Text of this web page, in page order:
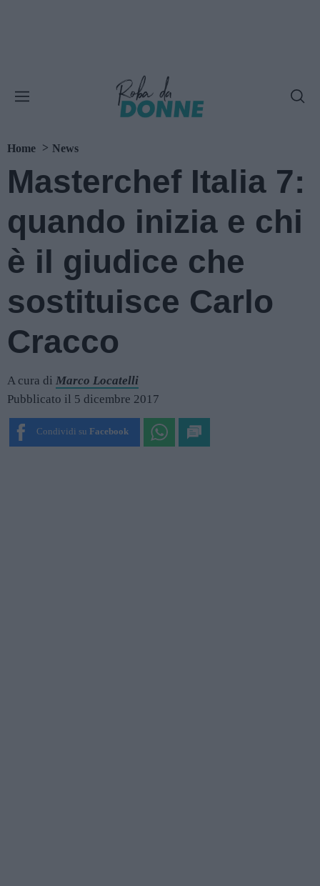
Home News
Masterchef Italia 7:
quando inizia e chi
è il giudice che
sostituisce Carlo
Cracco
A cura di Marco Locatelli
Pubblicato il 5 dicembre 2017
Condividi su Facebook